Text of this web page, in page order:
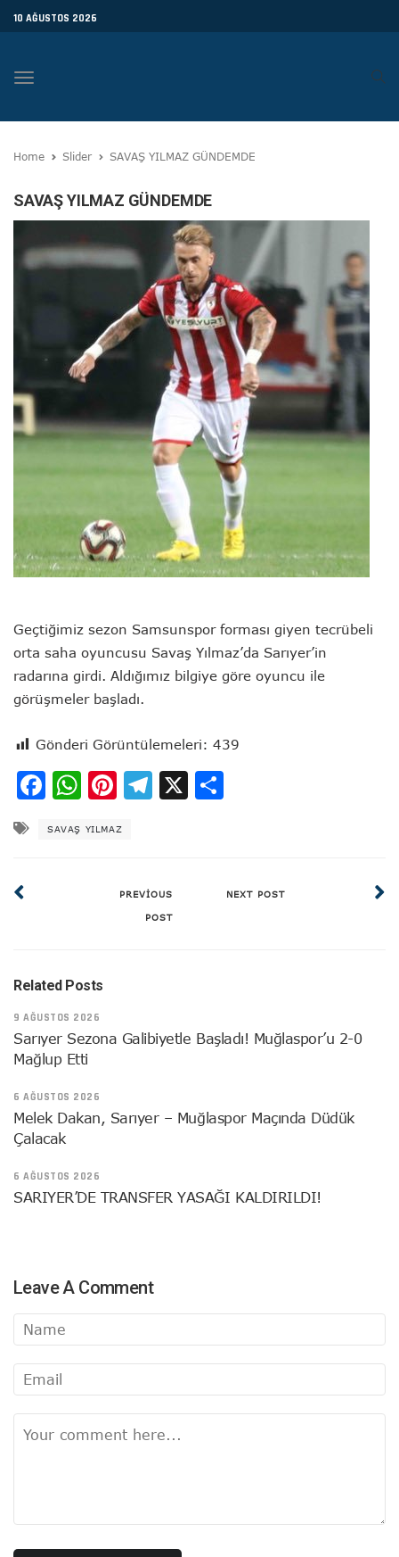
10 AĞUSTOS 2026
Toggle
Home Slider SAVAŞ YILMAZ GÜNDEMDE
SAVAŞ YILMAZ GÜNDEMDE
Geçtiğimiz sezon Samsunspor forması giyen tecrübeli
orta saha oyuncusu Savaş Yılmaz’da Sarıyer’in
radarına girdi. Aldığımız bilgiye göre oyuncu ile
görüşmeler başladı.
Gönderi Görüntülemeleri: 439
Facebook
WhatsApp
Pinterest
Telegram
X
SAVAŞ YILMAZ
PREVIOUS
POST
NEXT POST
Related Posts
9 AĞUSTOS 2026
Sarıyer Sezona Galibiyetle Başladı! Muğlaspor’u 2-0
Mağlup Etti
6 AĞUSTOS 2026
Melek Dakan, Sarıyer – Muğlaspor Maçında Düdük
Çalacak
6 AĞUSTOS 2026
SARIYER’DE TRANSFER YASAĞI KALDIRILDI!
Leave A Comment